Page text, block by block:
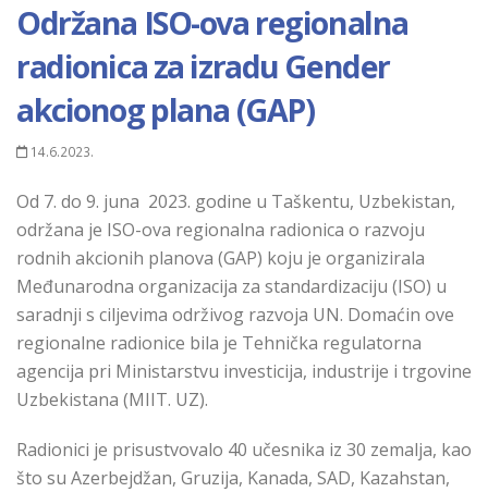
Održana ISO-ova regionalna
radionica za izradu Gender
akcionog plana (GAP)
14.6.2023.
Od 7. do 9. juna 2023. godine u Taškentu, Uzbekistan,
održana je ISO-ova regionalna radionica o razvoju
rodnih akcionih planova (GAP) koju je organizirala
Međunarodna organizacija za standardizaciju (ISO) u
saradnji s ciljevima održivog razvoja UN. Domaćin ove
regionalne radionice bila je Tehnička regulatorna
agencija pri Ministarstvu investicija, industrije i trgovine
Uzbekistana (MIIT. UZ).
Radionici je prisustvovalo 40 učesnika iz 30 zemalja, kao
što su Azerbejdžan, Gruzija, Kanada, SAD, Kazahstan,